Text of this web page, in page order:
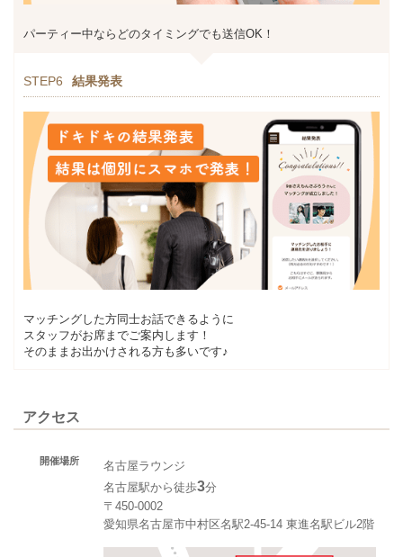
パーティー中ならどのタイミングでも送信OK！
STEP6 結果発表
マッチングした方同士お話できるように
スタッフがお席までご案内します！
そのままお出かけされる方も多いです♪
アクセス
開催場所
名古屋ラウンジ
名古屋駅から徒歩3分
〒450-0002
愛知県名古屋市中村区名駅2-45-14 東進名駅ビル2階